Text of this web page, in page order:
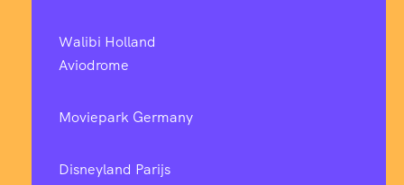
Walibi Holland
Aviodrome
Moviepark Germany
Disneyland Parijs